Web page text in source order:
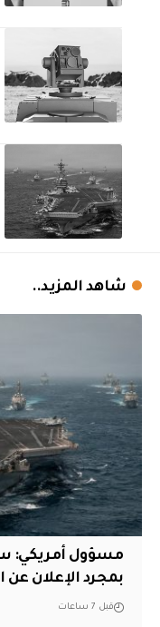
شاهد المزيد..
مسؤول أمريكي:
بمجرد الإعلان
قبل 7 ساعات